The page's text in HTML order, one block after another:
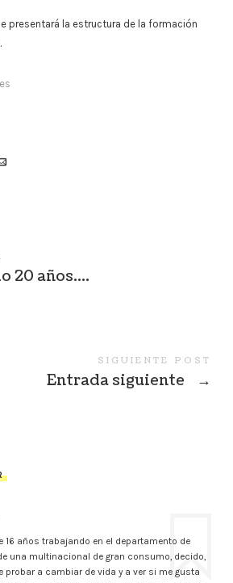
presentará la estructura de la formación
20 años….
SIGUIENTE POST
Entrada siguiente →
16 años trabajando en el departamento de
una multinacional de gran consumo, decido,
probar a cambiar de vida y a ver si me gusta